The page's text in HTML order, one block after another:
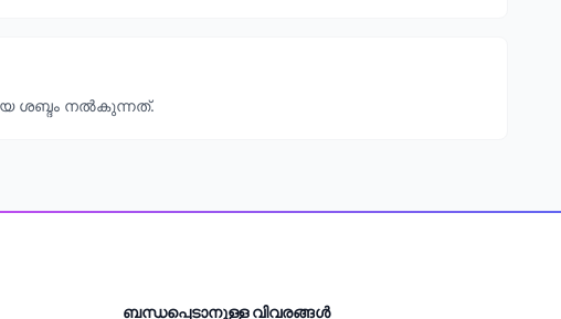
ശബ്ദം നൽകുന്നത്.
ബന്ധപ്പെടാനുള്ള വിവരങ്ങൾ